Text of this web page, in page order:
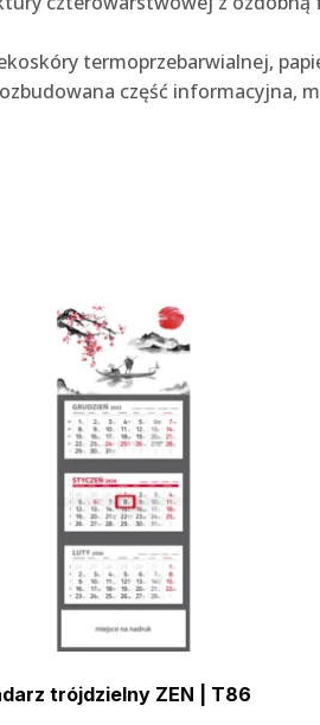
termoprzebarwialnej,
część informacyjna,
trójdzielny ZEN | T86